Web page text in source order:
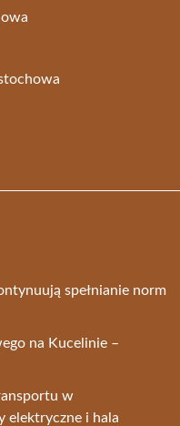
spełnianie norm
na Kucelinie –
w
elektryczne i hala